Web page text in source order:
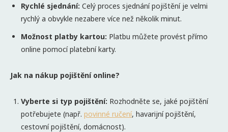
Rychlé sjednání: Celý proces sjednání pojištění je velmi
rychlý a obvykle nezabere více než několik minut.
Možnost platby kartou: Platbu můžete provést přímo
online pomocí platební karty.
Jak na nákup pojištění online?
Vyberte si typ pojištění: Rozhodněte se, jaké pojištění
potřebujete (např. povinné ručení, havarijní pojištění,
cestovní pojištění, domácnost).